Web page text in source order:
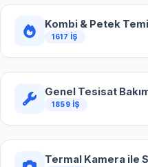
Kombi & Petek
1617 İŞ
Genel Tesisat
1859 İŞ
Termal Kamera ile